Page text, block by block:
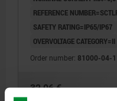
REFERENCE
SAFETY RATING=IP65/IP67
OVERVOLTAGE CATEGORY=II
Order number: 81000-04-
32,06 €